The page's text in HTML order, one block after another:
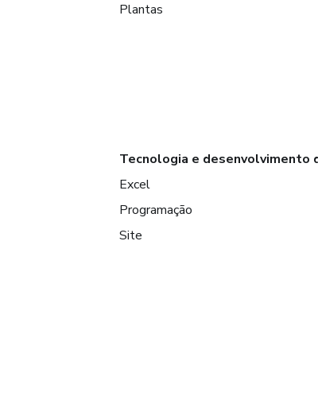
Plantas
Tecnologia e desenvolvimento
Excel
Programação
Site